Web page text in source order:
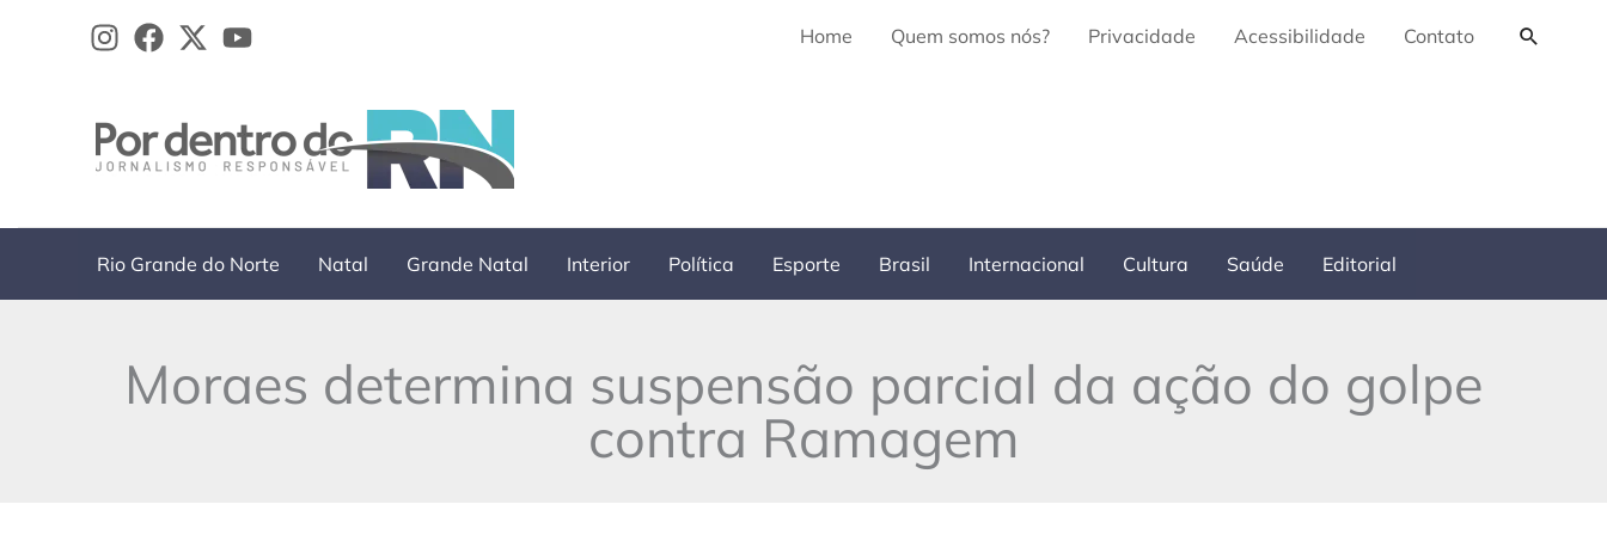
Home Quem somos nós? Privacidade Acessibilidade Contato
Rio Grande do Norte Natal Grande Natal Interior Política Esporte Brasil Internacional Cultura Saúde Editorial
Moraes determina suspensão parcial da ação do golpe
contra Ramagem